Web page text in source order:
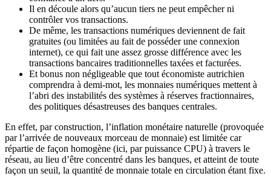
Il en découle alors qu’aucun tiers ne peut empêcher ni
contrôler vos transactions.
De même, les transactions numériques deviennent de fait
gratuites (ou limitées au fait de posséder une connexion
internet), ce qui fait une assez grosse différence avec les
transactions bancaires traditionnelles taxées et facturées.
Et bonus non négligeable que tout économiste autrichien
comprendra à demi-mot, les monnaies numériques mettent à
l’abri des instabilités des systèmes à réserves fractionnaires,
des politiques désastreuses des banques centrales.
En effet, par construction, l’inflation monétaire naturelle (provoquée
par l’arrivée de nouveaux morceau de monnaie) est limitée car
répartie de façon homogène (ici, par puissance CPU) à travers le
réseau, au lieu d’être concentré dans les banques, et atteint de toute
façon un seuil, la quantité de monnaie totale en circulation étant fixe.